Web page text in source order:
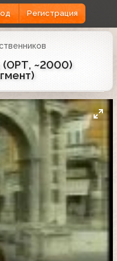
Регистрация
(ОРТ, ~2000)